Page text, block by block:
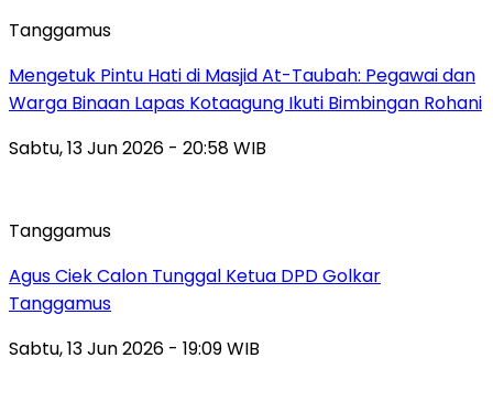
Tanggamus
Mengetuk Pintu Hati di Masjid At-Taubah: Pegawai dan
Warga Binaan Lapas Kotaagung Ikuti Bimbingan Rohani
Sabtu, 13 Jun 2026 - 20:58 WIB
Tanggamus
Agus Ciek Calon Tunggal Ketua DPD Golkar
Tanggamus
Sabtu, 13 Jun 2026 - 19:09 WIB